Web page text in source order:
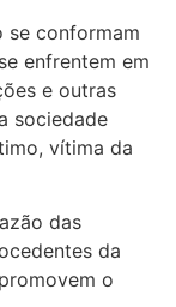
se conformam
enfrentem em
e outras
sociedade
vítima da
das
da
o